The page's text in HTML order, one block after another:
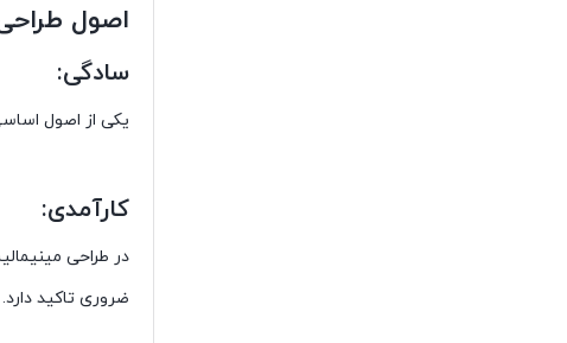
اصول
سادگی:
یکی از اصول
کارآمدی:
در طراحی
ضروری تاکید دارد.